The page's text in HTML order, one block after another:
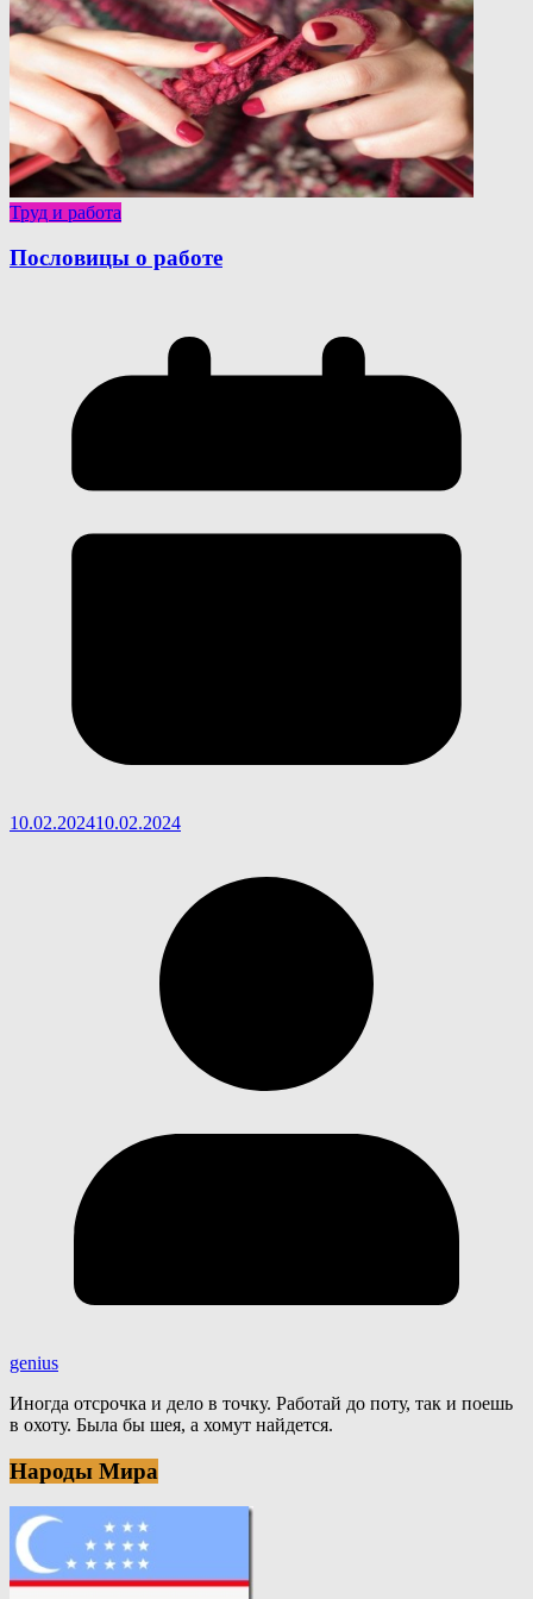
Труд и работа
Пословицы о работе
10.02.202410.02.2024
genius
Иногда отсрочка и дело в точку. Работай до поту, так и поешь
в охоту. Была бы шея, а хомут найдется.
Народы Мира